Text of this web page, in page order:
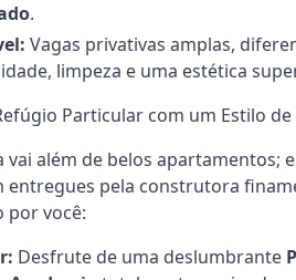
.
Vagas privativas amplas,
limpeza e uma estética
Particular com um Estilo de
vai além de belos apartamentos;
entregues pela construtora
por você:
Desfrute de uma deslumbrante